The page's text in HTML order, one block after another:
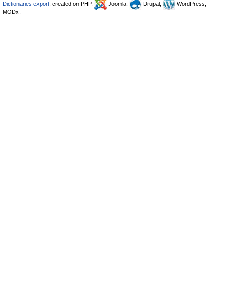
Dictionaries export , created on PHP, Joomla, Drupal,
WordPress,
MODx.